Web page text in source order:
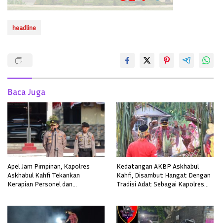
headline
Baca Juga
Apel Jam Pimpinan, Kapolres
Askhabul Kahfi Tekankan
Kerapian Personel dan
Kedatangan AKBP Askhabul
Kahfi, Disambut Hangat Dengan
Tradisi Adat Sebagai Kapolres